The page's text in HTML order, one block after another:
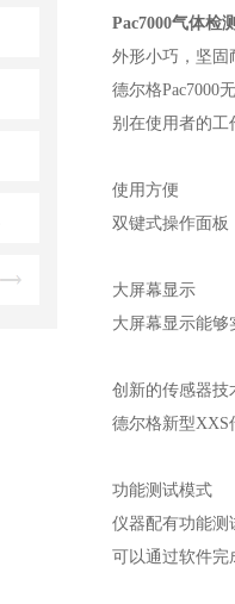
Pac7000气体检
外形小巧，坚固
德尔格Pac7000
别在使用者的工
使用方便
双键式操作面板
大屏幕显示
大屏幕显示能
创新的传感器技
德尔格新型XXS
功能测试模式
仪器配有功能测
可以通过软件完